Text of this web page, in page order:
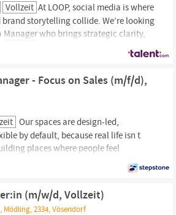
Vollzeit At LOOP, social media is where
brand storytelling collide. We’re looking
Managerwho brings strategic clarity,
on production experience —
with confidence and turn ideas
Manager
- Focus on Sales (m/f/d),
Our spaces are design-led,
by default, because real life isn t
places where people feel
to live life their way. And we
there s plenty of room to shape
A new chapter begins – welcome to
(m/w/d, Vollzeit)
Mödling, 2334, Vösendorf